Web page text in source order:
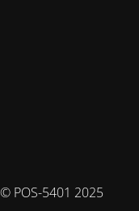
© POS-5401 2025